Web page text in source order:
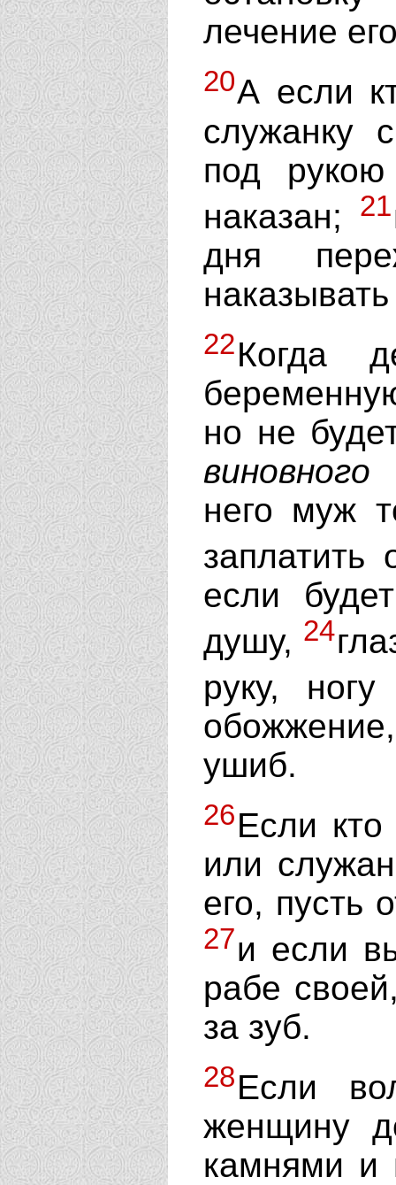
лечение
20А если
служанку
под
наказан;
21
дня
22Когда
но не
виновного
него муж
если
душу, 24
руку,
ушиб.
26Если кто
или
его, пусть
27и если
рабе
за зуб.
28Если
женщину
камнями и